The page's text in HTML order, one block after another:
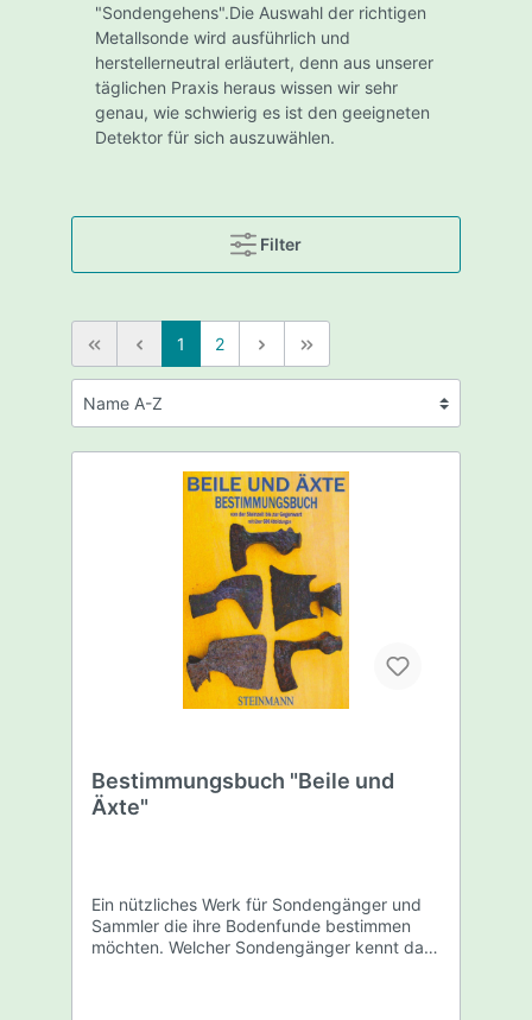
"Sondengehens".Die Auswahl der richtigen
Metallsonde wird ausführlich und
herstellerneutral erläutert, denn aus unserer
täglichen Praxis heraus wissen wir sehr
genau, wie schwierig es ist den geeigneten
Detektor für sich auszuwählen.
Filter
1 2
Bestimmungsbuch "Beile und
Äxte"
Ein nützliches Werk für Sondengänger und
Sammler die ihre Bodenfunde bestimmen
möchten. Welcher Sondengänger kennt das